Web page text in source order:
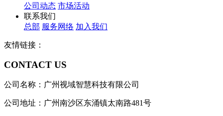
公司动态 市场活动
联系我们
总部 服务网络 加入我们
友情链接：
CONTACT US
公司名称：广州视域智慧科技有限公司
公司地址：广州南沙区东涌镇太南路481号